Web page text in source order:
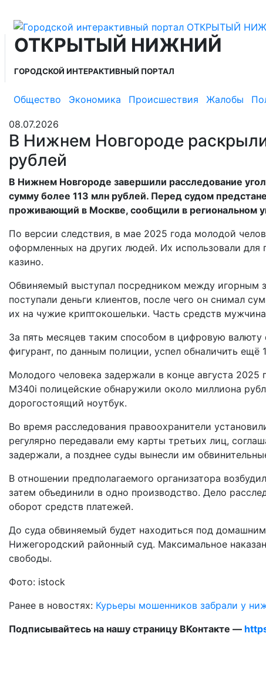
ОТКРЫТЫЙ НИЖНИЙ
ГОРОДСКОЙ ИНТЕРАКТИВНЫЙ ПОРТАЛ
Общество Экономика Происшествия Жалобы
08.07.2026
В Нижнем Новгороде
рублей
В Нижнем Новгороде завершили расследование
сумму более 113 млн рублей. Перед судом
проживающий в Москве, сообщили в региональном
По версии следствия, в мае 2025 года молодой
оформленных на других людей. Их использовали для
казино.
Обвиняемый выступал посредником между игорным
поступали деньги клиентов, после чего он снимал
их на чужие криптокошельки. Часть средств
За пять месяцев таким способом в цифровую
фигурант, по данным полиции, успел обналичить ещё
Молодого человека задержали в конце августа
M340i полицейские обнаружили около миллиона
дорогостоящий ноутбук.
Во время расследования правоохранители
регулярно передавали ему карты третьих лиц,
задержали, а позднее суды вынесли им
В отношении предполагаемого организатора
затем объединили в одно производство. Дело
оборот средств платежей.
До суда обвиняемый будет находиться под
Нижегородский районный суд. Максимальное
свободы.
Фото: istock
Ранее в новостях: Курьеры мошенников забрали у
Подписывайтесь на нашу страницу ВКонтакте —